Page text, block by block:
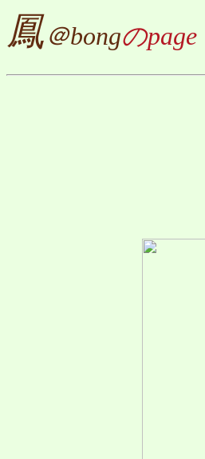
鳳＠bongのpage